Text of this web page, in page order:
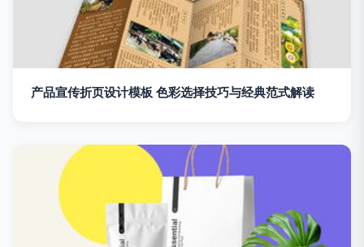
产品宣传折页设计模板 色彩选择技巧与经典范式解读